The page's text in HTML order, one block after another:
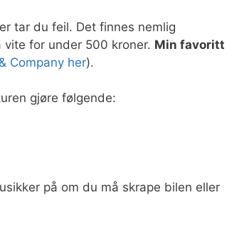
tar du feil. Det finnes nemlig
for under 500 kroner. Min favoritt
Company her).
gjøre følgende:
på om du må skrape bilen eller